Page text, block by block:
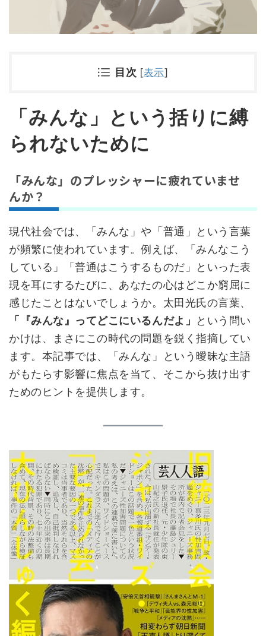
目次 [表示]
「みんな」という括りに縛
られないために
「みんな」のプレッシャーに疲れていませ
んか？
現代社会では、「みんな」や「普通」という言葉
が頻繁に使われています。例えば、「みんなこう
している」「普通はこうするものだ」といった表
現を耳にするたびに、あなたの心はどこか窮屈に
感じたことはないでしょうか。太田光氏の言葉、
「『みんな』ってどこにいるんだよ」
という問い
かけは、まさにこの時代の問題を鋭く指摘してい
ます。本記事では、「みんな」という曖昧な主語
がもたらす影響に焦点を当て、そこから抜け出す
ためのヒントを提供します。